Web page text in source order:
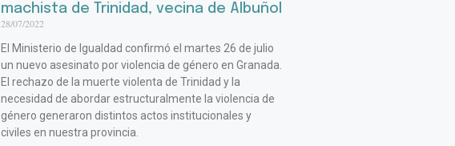
machista de Trinidad, vecina de Albuñol
28/07/2022
El Ministerio de Igualdad confirmó el martes 26 de julio
un nuevo asesinato por violencia de género en Granada.
El rechazo de la muerte violenta de Trinidad y la
necesidad de abordar estructuralmente la violencia de
género generaron distintos actos institucionales y
civiles en nuestra provincia.